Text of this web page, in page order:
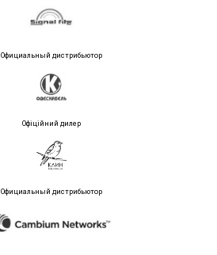
Официальный дистрибьютор
Офіційний дилер
Официальный дистрибьютор